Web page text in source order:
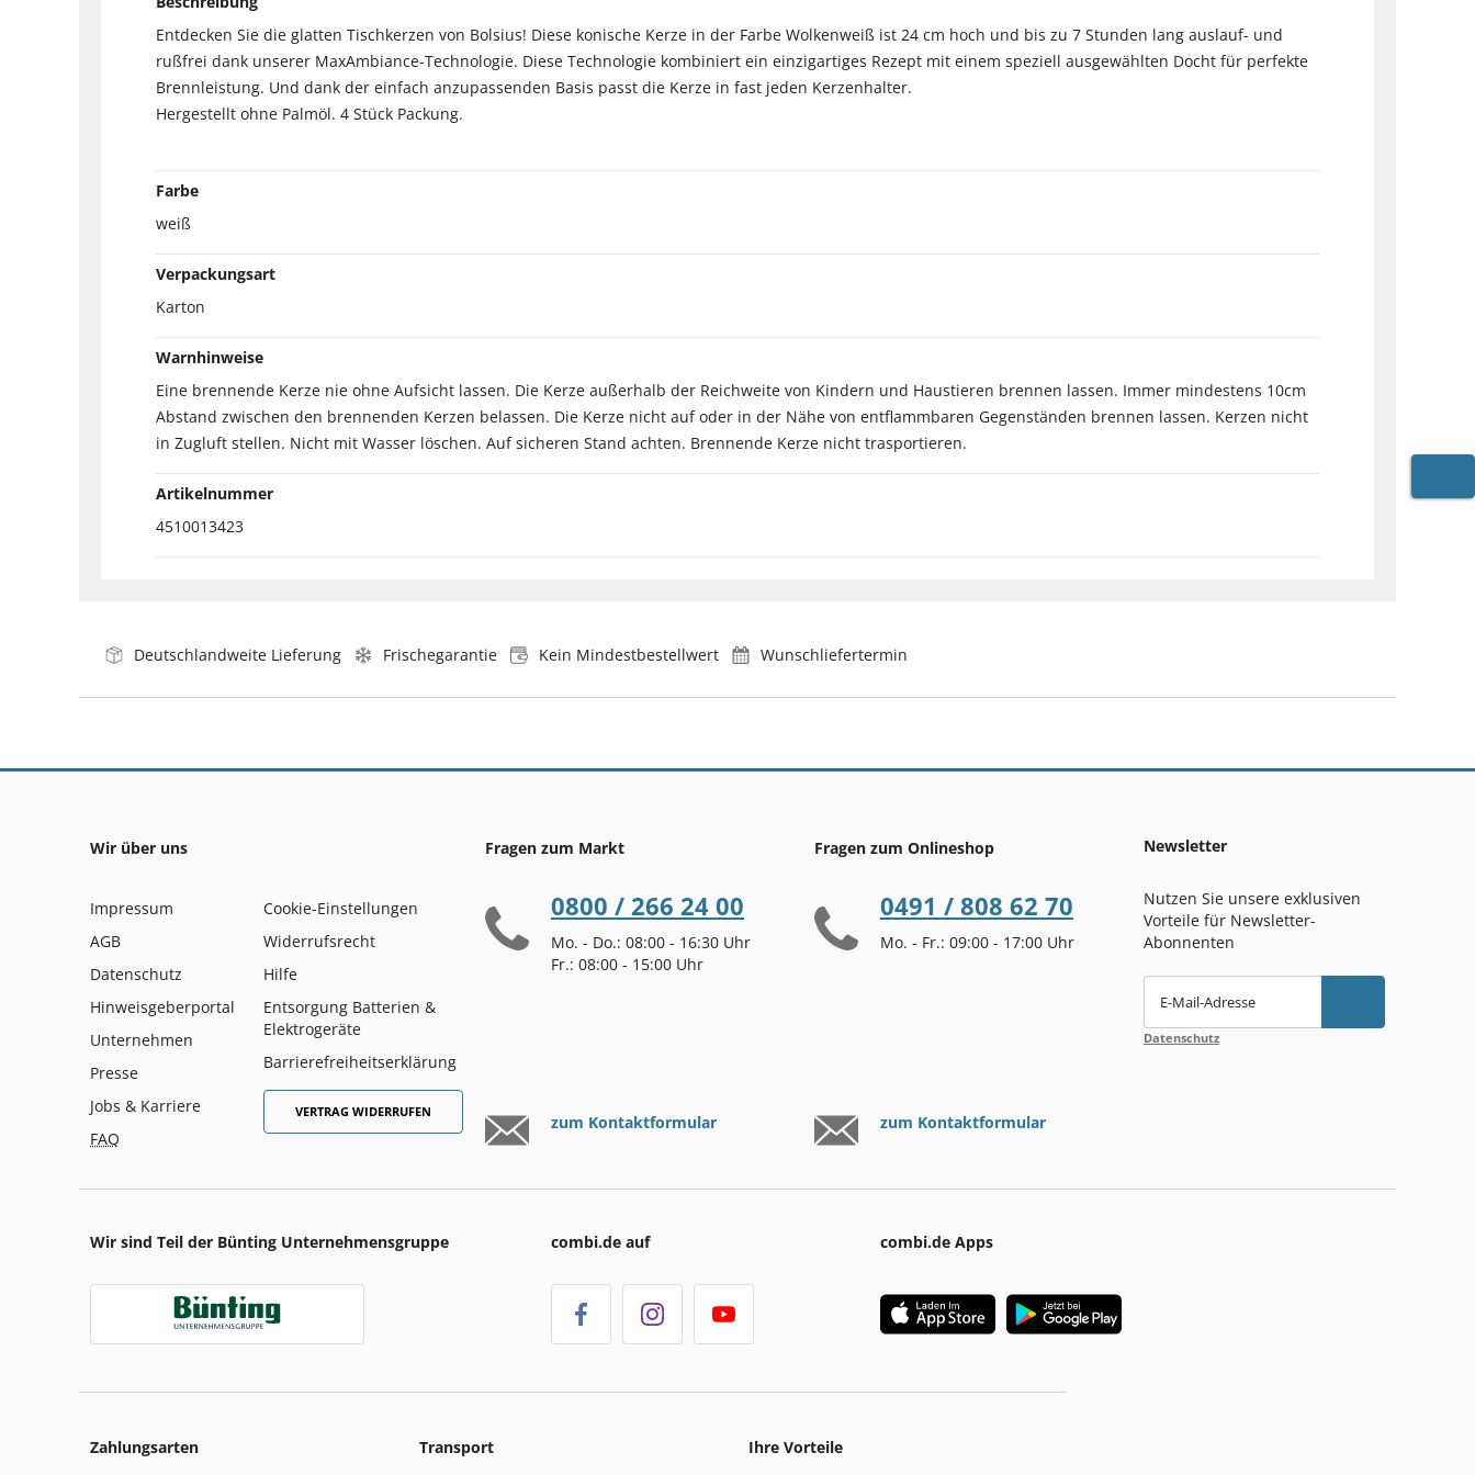
Entdecken Sie die glatten Tischkerzen von Bolsius! Diese konische Kerze in der Farbe Wolkenweiß ist 24 cm hoch und bis zu 7 Stunden lang auslauf- und
rußfrei dank unserer MaxAmbiance-Technologie. Diese Technologie kombiniert ein einzigartiges Rezept mit einem speziell ausgewählten Docht für perfekte
Brennleistung. Und dank der einfach anzupassenden Basis passt die Kerze in fast jeden Kerzenhalter.
Hergestellt ohne Palmöl. 4 Stück Packung.
Farbe
weiß
Verpackungsart
Karton
Warnhinweise
Eine brennende Kerze nie ohne Aufsicht lassen. Die Kerze außerhalb der Reichweite von Kindern und Haustieren brennen lassen. Immer mindestens 10cm
Abstand zwischen den brennenden Kerzen belassen. Die Kerze nicht auf oder in der Nähe von entflammbaren Gegenständen brennen lassen. Kerzen nicht
in Zugluft stellen. Nicht mit Wasser löschen. Auf sicheren Stand achten. Brennende Kerze nicht trasportieren.
Artikelnummer
4510013423
Deutschlandweite Lieferung Frischegarantie Kein Mindestbestellwert Wunschliefertermin
Wir über uns
Impressum
AGB
Datenschutz
Hinweisgeberportal
Unternehmen
Presse
Jobs & Karriere
FAQ
Cookie-Einstellungen
Widerrufsrecht
Hilfe
Entsorgung Batterien &
Elektrogeräte
Barrierefreiheitserklärung
VERTRAG WIDERRUFEN
Fragen zum Markt
0800 / 266 24 00
Mo. - Do.: 08:00 - 16:30 Uhr
Fr.: 08:00 - 15:00 Uhr
zum Kontaktformular
Fragen zum Onlineshop
0491 / 808 62 70
Mo. - Fr.: 09:00 - 17:00 Uhr
zum Kontaktformular
Newsletter
Nutzen Sie unsere exklusiven
Vorteile für Newsletter-
Abonnenten
E-Mail-Adresse
Datenschutz
Wir sind Teil der Bünting Unternehmensgruppe combi.de auf combi.de Apps
Zahlungsarten Transport Ihre Vorteile